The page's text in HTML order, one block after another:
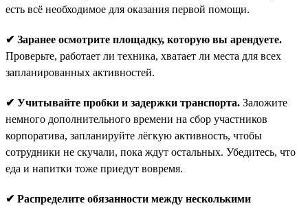
есть всё необходимое для оказания первой помощи.
✔ Заранее осмотрите площадку, которую вы арендуете.
Проверьте, работает ли техника, хватает ли места для всех
запланированных активностей.
✔ Учитывайте пробки и задержки транспорта. Заложите
немного дополнительного времени на сбор участников
корпоратива, запланируйте лёгкую активность, чтобы
сотрудники не скучали, пока ждут остальных. Убедитесь, что
еда и напитки тоже приедут вовремя.
✔ Распределите обязанности между несколькими